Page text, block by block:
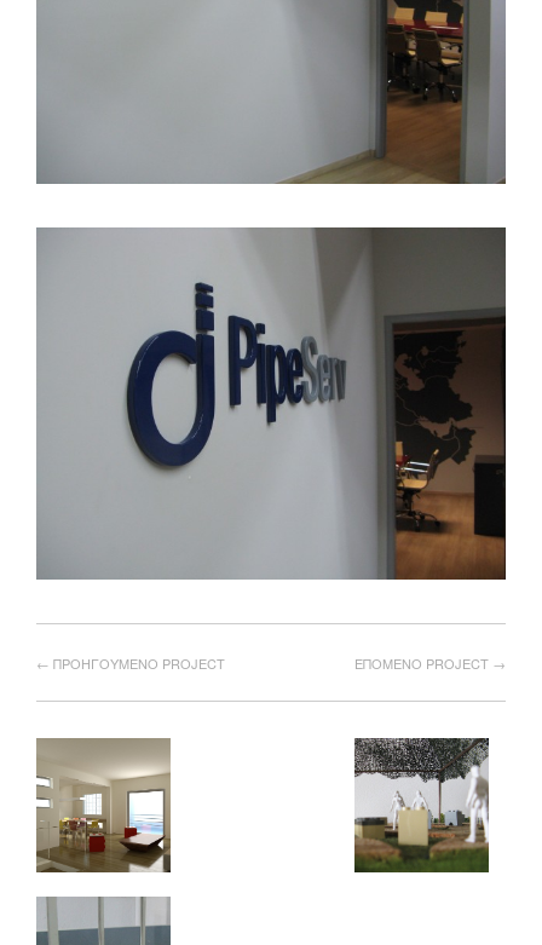
ΕΠΟΜΕΝΟ PROJECT →
← ΠΡΟΗΓΟΥΜΕΝΟ PROJECT